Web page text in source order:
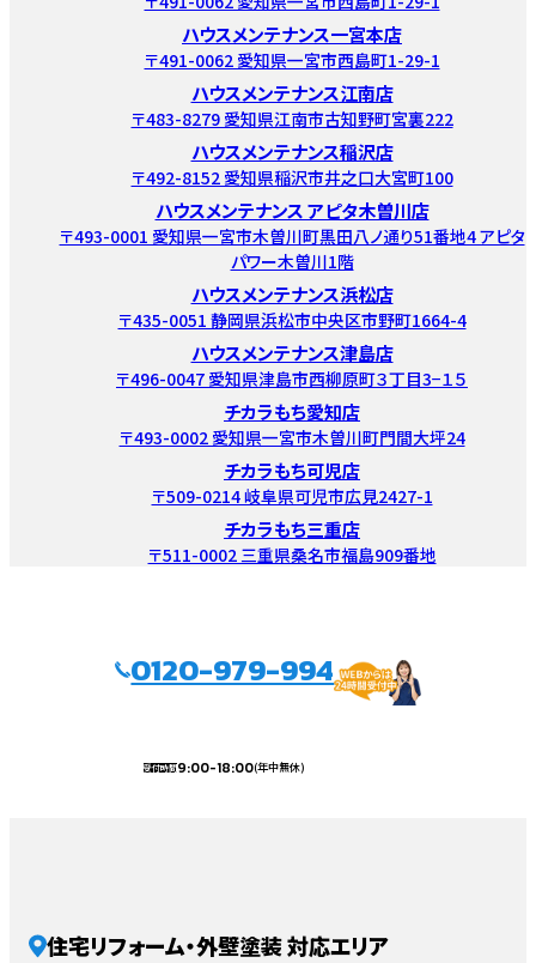
ハウスメンテナンス一宮本店
〒491-0062 愛知県一宮市西島町1-29-1
ハウスメンテナンス江南店
〒483-8279 愛知県江南市古知野町宮裏222
ハウスメンテナンス稲沢店
〒492-8152 愛知県稲沢市井之口大宮町100
ハウスメンテナンス アピタ木曽川店
〒493-0001 愛知県一宮市木曽川町黒田八ノ通り51番地4 アピタ
パワー木曽川1階
ハウスメンテナンス浜松店
〒435-0051 静岡県浜松市中央区市野町1664-4
ハウスメンテナンス津島店
〒496-0047 愛知県津島市西柳原町３丁目3−１５
チカラもち愛知店
〒493-0002 愛知県一宮市木曽川町門間大坪24
チカラもち可児店
〒509-0214 岐阜県可児市広見2427-1
チカラもち三重店
〒511-0002 三重県桑名市福島909番地
0120-979-994
受付時間9:00-18:00(年中無休)
住宅リフォーム・外壁塗装 対応エリア